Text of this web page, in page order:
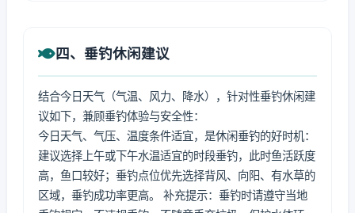
四、垂钓休闲建议
结合今日天气（气温、风力、降水），针对性垂钓休闲建
议如下，兼顾垂钓体验与安全性：
今日天气、气压、温度条件适宜，是休闲垂钓的好时机：
建议选择上午或下午水温适宜的时段垂钓，此时鱼活跃度
高，鱼口较好；垂钓点位优先选择背风、向阳、有水草的
区域，垂钓成功率更高。 补充提示：垂钓时请遵守当地